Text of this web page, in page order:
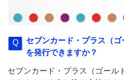
セブンカード・プラス（
を発行できますか？
セブンカード・プラス（ゴール